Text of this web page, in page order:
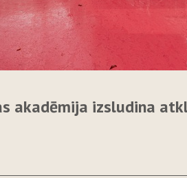
akadēmija izsludina